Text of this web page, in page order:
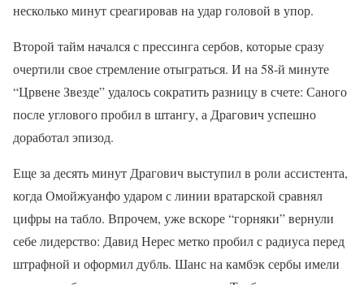
несколько минут среагировав на удар головой в упор.
Второй тайм начался с прессинга сербов, которые сразу
очертили свое стремление отыграться. И на 58-й минуте
“Црвене Звезде” удалось сократить разницу в счете: Саного
после углового пробил в штангу, а Драгович успешно
доработал эпизод.
Еще за десять минут Драгович выступил в роли ассистента,
когда Омойжуанфо ударом с линии вратарской сравнял
цифры на табло. Впрочем, уже вскоре “горняки” вернули
себе лидерство: Давид Нерес метко пробил с радиуса перед
штрафной и оформил дубль. Шанс на камбэк сербы имели